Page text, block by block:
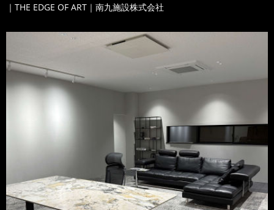
｜THE EDGE OF ART｜南九施設株式会社